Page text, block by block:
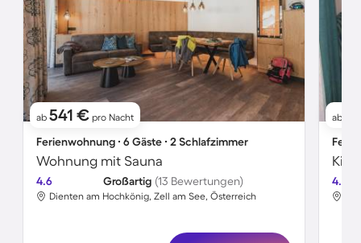
ab 541 € pro Nacht
Ferienwohnung ∙ 6 Gäste ∙ 2 Schlafzimmer
Wohnung mit Sauna
4.6 Großartig (13 Bewertungen)
Dienten am Hochkönig, Zell am See, Österreich
ab
4.8